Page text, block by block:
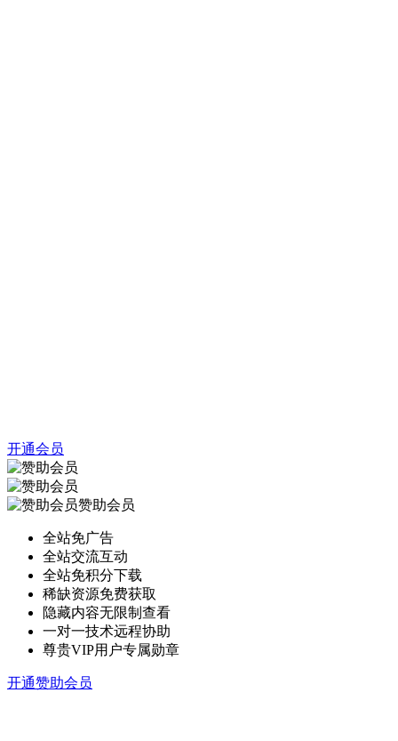
开通会员
赞助会员
全站免广告
全站交流互动
全站免积分下载
稀缺资源免费获取
隐藏内容无限制查看
一对一技术远程协助
尊贵VIP用户专属勋章
开通赞助会员